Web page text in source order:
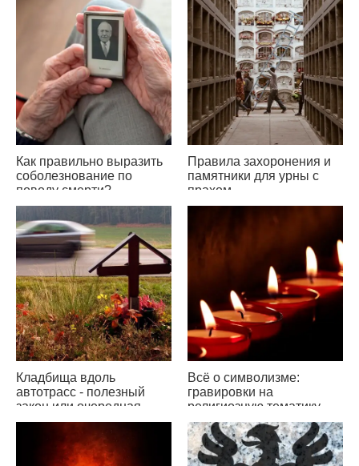
Как правильно выразить
соболезнование по
поводу смерти?
Правила захоронения и
памятники для урны с
прахом
Кладбища вдоль
автотрасс - полезный
закон или очередная
блажь?
Всё о символизме:
гравировки на
религиозную тематику
(часть вторая - обзор
мировых религий)